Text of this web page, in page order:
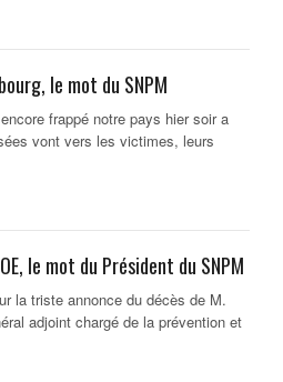
le mot du SNPM
frappé notre pays hier soir a
vont vers les victimes, leurs
le mot du Président du SNPM
la triste annonce du décès de M.
adjoint chargé de la prévention et